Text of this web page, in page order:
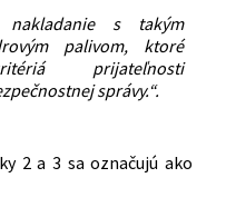
s takým
palivom, ktoré
prijateľnosti
správy.“.
2 a 3 sa označujú ako